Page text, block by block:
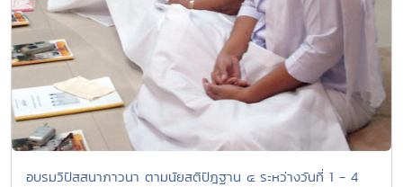
อบรมวิปัสสนาภาวนา ตามนัยสติปัฎฐาน ๔ ระหว่างวันที่ 1 - 4